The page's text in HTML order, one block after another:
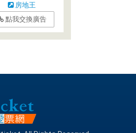
房地王
點我交換廣告